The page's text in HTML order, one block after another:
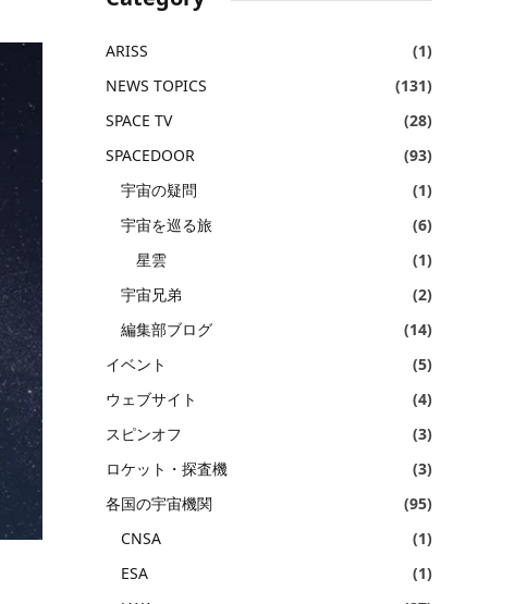
ARISS
(1)
NEWS TOPICS
(131)
SPACE TV
(28)
SPACEDOOR
(93)
宇宙の疑問
(1)
宇宙を巡る旅
(6)
星雲
(1)
宇宙兄弟
(2)
編集部ブログ
(14)
イベント
(5)
ウェブサイト
(4)
スピンオフ
(3)
ロケット・探査機
(3)
各国の宇宙機関
(95)
CNSA
(1)
ESA
(1)